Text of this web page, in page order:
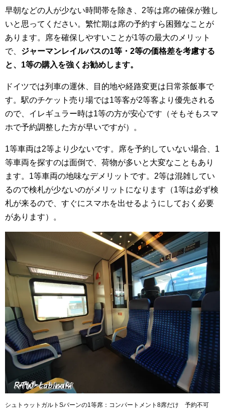
早朝などの人が少ない時間帯を除き、2等は席の確保が難し
いと思ってください。繁忙期は席の予約すら困難なことが
あります。席を確保しやすいことが1等の最大のメリット
で、 ジャーマンレイルパスの1等・2等の価格差を考慮する
と、1等の購入を強くお勧めします。
ドイツでは列車の運休、目的地や経路変更は日常茶飯事で
す。駅のチケット売り場では1等客が2等客より優先される
ので、イレギュラー時は1等の方が安心です（そもそもスマ
ホで予約調整した方が早いですが）。
1等車両は2等より少ないです。席を予約していない場合、1
等車両を探すのは面倒で、荷物が多いと大変なこともあり
ます。1等車両の地味なデメリットです。2等は混雑してい
るので検札が少ないのがメリットになります（1等は必ず検
札が来るので、すぐにスマホを出せるようにしておく必要
があります）。
シュトゥットガルトSバーンの1等席：コンパートメント8席だけ 予約不可